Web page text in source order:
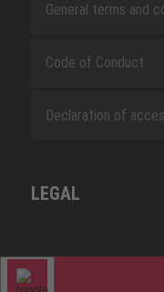
General terms and
Code of Conduct
Declaration of
LEGAL